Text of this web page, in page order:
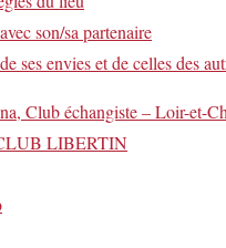
son/sa partenaire
ses envies et de celles des
Club échangiste – Loir-et-
LIBERTIN